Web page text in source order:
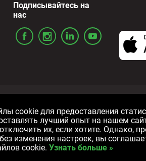
Подписывайтесь на
нас
cookie для предоставления
лучший опыт на нашем
их, если хотите. Однако,
изменения настроек, вы
cookie. Узнать больше »